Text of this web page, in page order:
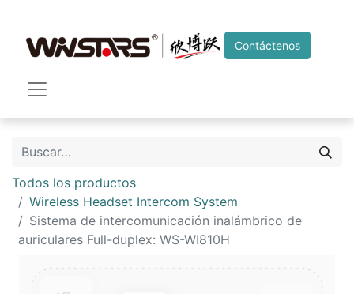
Contáctenos
Todos los productos
Wireless Headset Intercom System
Sistema de intercomunicación inalámbrico de
auriculares Full-duplex: WS-WI810H